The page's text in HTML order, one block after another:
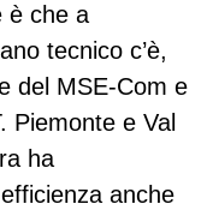
è che a
tecnico c’è,
del MSE-Com e
Piemonte e Val
ha
anche